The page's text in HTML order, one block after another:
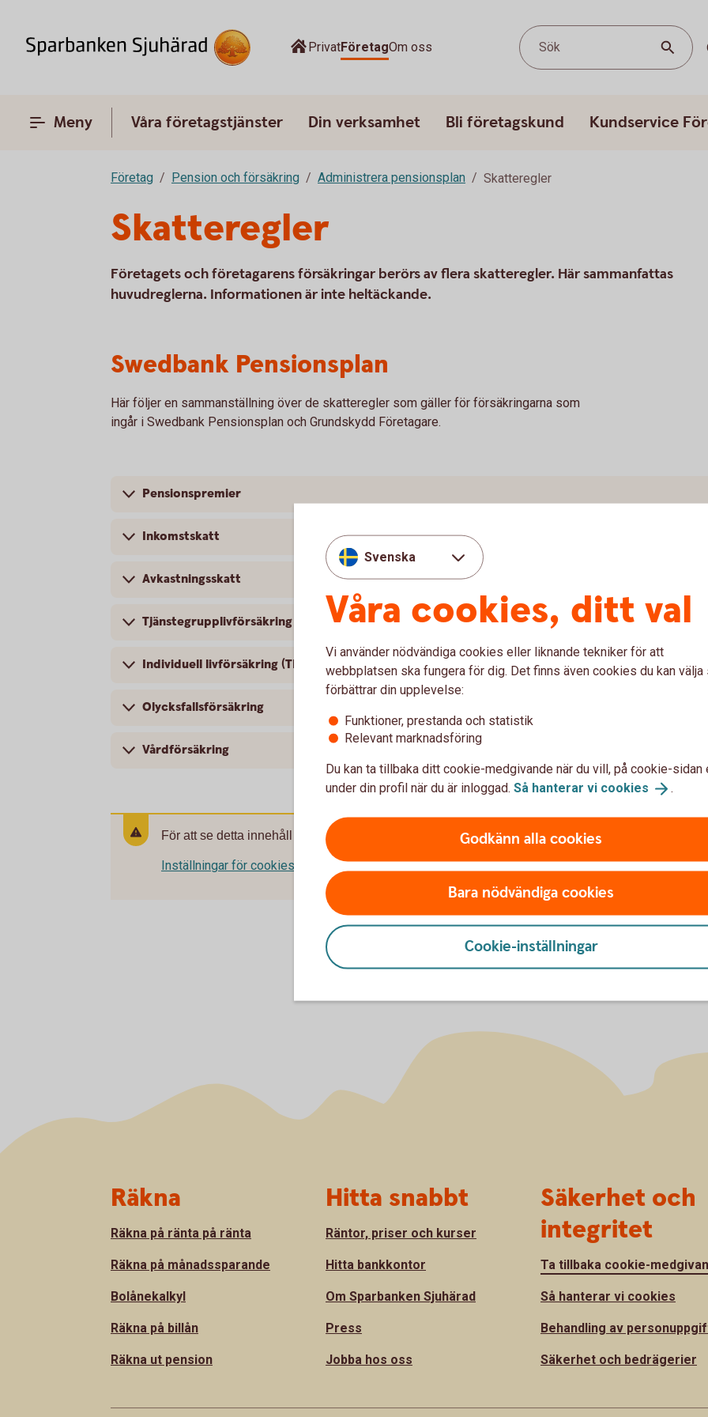
PrivatFöretagOm oss Sök
Meny Våra företagstjänster Din verksamhet Bli företagskund Kundservice
Företag Pension och försäkring Administrera pensionsplan Skatteregler
Skatteregler
Företagets och företagarens försäkringar berörs av flera skatteregler. Här sammanfattas
huvudreglerna. Informationen är inte heltäckande.
Swedbank Pensionsplan
Här följer en sammanställning över de skatteregler som gäller för försäkringarna som
ingår i Swedbank Pensionsplan och Grundskydd Företagare.
Pensionspremier
Inkomstskatt
Avkastningsskatt
Tjänstegrupplivförsäkring – TGL
Individuell livförsäkring (TNUG)
Olycksfallsförsäkring
Vårdförsäkring
För att se detta innehåll behöver du först godkänna cookies för Funktioner, prestanda och statistik.
Inställningar för cookies
Svenska
Våra cookies, ditt val
Vi använder nödvändiga cookies eller liknande tekniker för att
webbplatsen ska fungera för dig. Det finns även cookies du kan välja
förbättrar din upplevelse:
Funktioner, prestanda och statistik
Relevant marknadsföring
Du kan ta tillbaka ditt cookie-medgivande när du vill, på cookie-sidan
under din profil när du är inloggad. Så hanterar vi cookies .
Godkänn alla cookies
Bara nödvändiga cookies
Cookie-inställningar
Räkna
Räkna på ränta på ränta
Räkna på månadssparande
Bolånekalkyl
Räkna på billån
Räkna ut pension
Hitta snabbt
Räntor, priser och kurser
Hitta bankkontor
Om Sparbanken Sjuhärad
Press
Jobba hos oss
Säkerhet och
integritet
Ta tillbaka cookie-
Så hanterar vi cookies
Behandling av
Säkerhet och bedrägerier